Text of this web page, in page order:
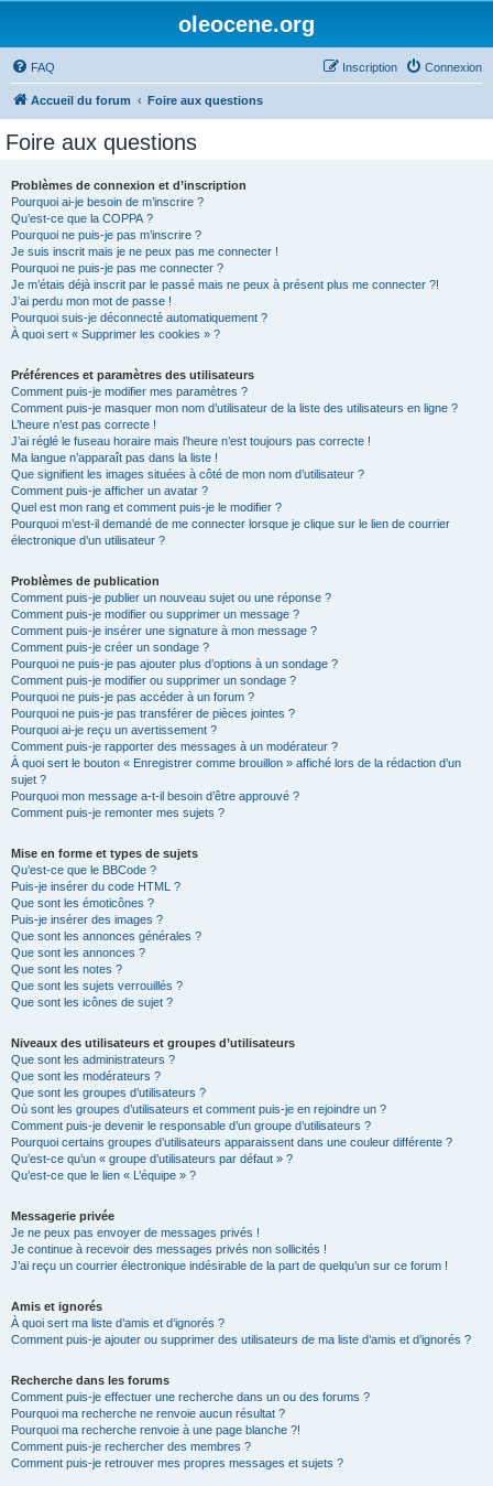
oleocene.org
FAQ Connexion
Inscription
Accueil du forum Foire aux questions
Foire aux questions
Problèmes de connexion et d’inscription
Pourquoi ai-je besoin de m’inscrire ?
Qu’est-ce que la COPPA ?
Pourquoi ne puis-je pas m’inscrire ?
Je suis inscrit mais je ne peux pas me connecter !
Pourquoi ne puis-je pas me connecter ?
Je m’étais déjà inscrit par le passé mais ne peux à présent plus me connecter ?!
J’ai perdu mon mot de passe !
Pourquoi suis-je déconnecté automatiquement ?
À quoi sert « Supprimer les cookies » ?
Préférences et paramètres des utilisateurs
Comment puis-je modifier mes paramètres ?
Comment puis-je masquer mon nom d’utilisateur de la liste des utilisateurs en ligne ?
L’heure n’est pas correcte !
J’ai réglé le fuseau horaire mais l’heure n’est toujours pas correcte !
Ma langue n’apparaît pas dans la liste !
Que signifient les images situées à côté de mon nom d’utilisateur ?
Comment puis-je afficher un avatar ?
Quel est mon rang et comment puis-je le modifier ?
Pourquoi m’est-il demandé de me connecter lorsque je clique sur le lien de courrier
électronique d’un utilisateur ?
Problèmes de publication
Comment puis-je publier un nouveau sujet ou une réponse ?
Comment puis-je modifier ou supprimer un message ?
Comment puis-je insérer une signature à mon message ?
Comment puis-je créer un sondage ?
Pourquoi ne puis-je pas ajouter plus d’options à un sondage ?
Comment puis-je modifier ou supprimer un sondage ?
Pourquoi ne puis-je pas accéder à un forum ?
Pourquoi ne puis-je pas transférer de pièces jointes ?
Pourquoi ai-je reçu un avertissement ?
Comment puis-je rapporter des messages à un modérateur ?
À quoi sert le bouton « Enregistrer comme brouillon » affiché lors de la rédaction d’un
sujet ?
Pourquoi mon message a-t-il besoin d’être approuvé ?
Comment puis-je remonter mes sujets ?
Mise en forme et types de sujets
Qu’est-ce que le BBCode ?
Puis-je insérer du code HTML ?
Que sont les émoticônes ?
Puis-je insérer des images ?
Que sont les annonces générales ?
Que sont les annonces ?
Que sont les notes ?
Que sont les sujets verrouillés ?
Que sont les icônes de sujet ?
Niveaux des utilisateurs et groupes d’utilisateurs
Que sont les administrateurs ?
Que sont les modérateurs ?
Que sont les groupes d’utilisateurs ?
Où sont les groupes d’utilisateurs et comment puis-je en rejoindre un ?
Comment puis-je devenir le responsable d’un groupe d’utilisateurs ?
Pourquoi certains groupes d’utilisateurs apparaissent dans une couleur différente ?
Qu’est-ce qu’un « groupe d’utilisateurs par défaut » ?
Qu’est-ce que le lien « L’équipe » ?
Messagerie privée
Je ne peux pas envoyer de messages privés !
Je continue à recevoir des messages privés non sollicités !
J’ai reçu un courrier électronique indésirable de la part de quelqu’un sur ce forum !
Amis et ignorés
À quoi sert ma liste d’amis et d’ignorés ?
Comment puis-je ajouter ou supprimer des utilisateurs de ma liste d’amis et d’ignorés ?
Recherche dans les forums
Comment puis-je effectuer une recherche dans un ou des forums ?
Pourquoi ma recherche ne renvoie aucun résultat ?
Pourquoi ma recherche renvoie à une page blanche ?!
Comment puis-je rechercher des membres ?
Comment puis-je retrouver mes propres messages et sujets ?